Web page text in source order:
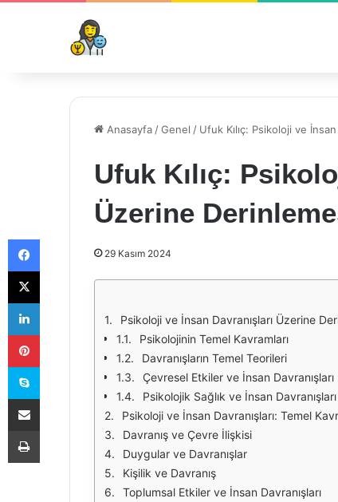
Anasayfa /Genel / Ufuk Kılıç: Psikoloji ve
Ufuk Kılıç:
Üzerine
29 Kasım 2024
Psikoloji ve İnsan Davranışları Üzerine
Psikolojinin Temel Kavramları
Davranışların Temel Teorileri
Çevresel Etkiler ve İnsan Davranışları
Psikolojik Sağlık ve İnsan Davranışları
Psikoloji ve İnsan Davranışları: Temel
Davranış ve Çevre İlişkisi
Duygular ve Davranışlar
Kişilik ve Davranış
Toplumsal Etkiler ve İnsan Davranışları
Facebook
X
LinkedIn
Pinterest
Skype
E-Posta ile paylaş